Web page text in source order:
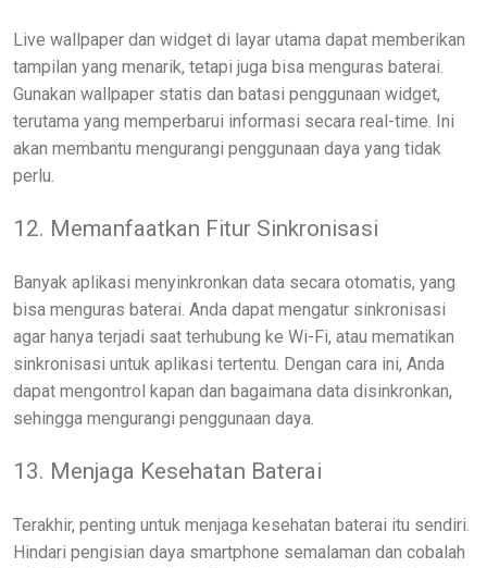
Live wallpaper dan widget di layar utama dapat memberikan
tampilan yang menarik, tetapi juga bisa menguras baterai.
Gunakan wallpaper statis dan batasi penggunaan widget,
terutama yang memperbarui informasi secara real-time. Ini
akan membantu mengurangi penggunaan daya yang tidak
perlu.
12. Memanfaatkan Fitur Sinkronisasi
Banyak aplikasi menyinkronkan data secara otomatis, yang
bisa menguras baterai. Anda dapat mengatur sinkronisasi
agar hanya terjadi saat terhubung ke Wi-Fi, atau mematikan
sinkronisasi untuk aplikasi tertentu. Dengan cara ini, Anda
dapat mengontrol kapan dan bagaimana data disinkronkan,
sehingga mengurangi penggunaan daya.
13. Menjaga Kesehatan Baterai
Terakhir, penting untuk menjaga kesehatan baterai itu sendiri.
Hindari pengisian daya smartphone semalaman dan cobalah